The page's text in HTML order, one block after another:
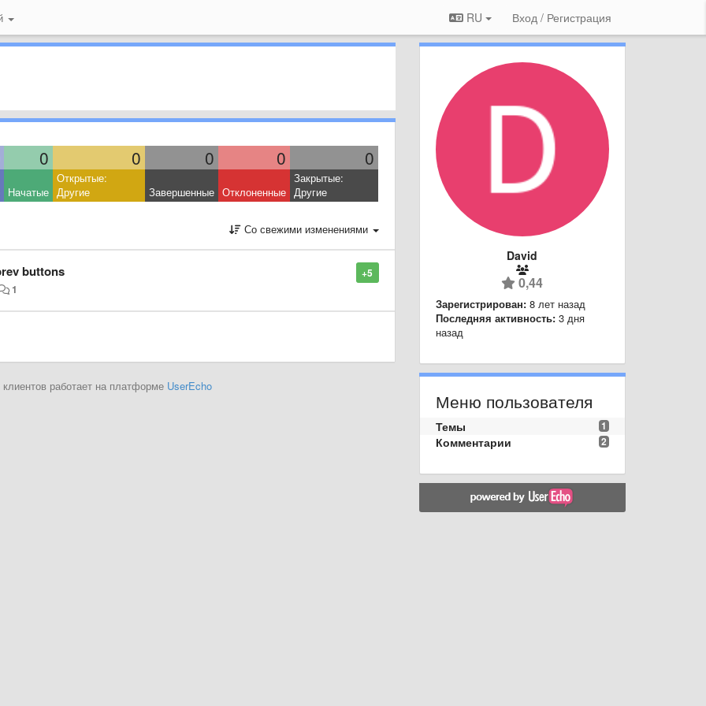
RU Вход / Регистрация
0 0 0 0 0
Начатые
Открытые:
Другие
Завершенные Отклоненные
Закрытые:
Другие
Со свежими изменениями
+5
buttons
1
работает на платформе UserEcho
David
0,44
Зарегистрирован: 8 лет назад
Последняя активность: 3 дня
назад
Меню пользователя
1
Темы
2
Комментарии